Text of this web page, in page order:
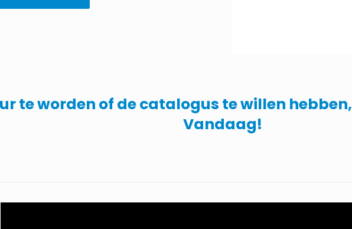
te worden of de catalogus te willen hebben,
Vandaag!